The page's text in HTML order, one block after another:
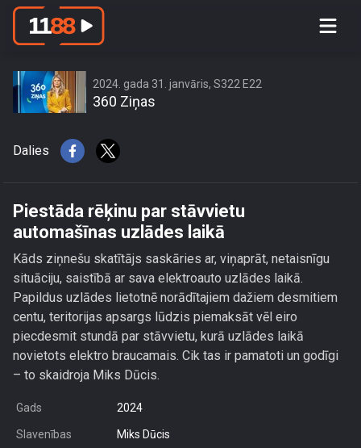
Piestāda rēķinu par stāvvietu
2024. gada 31. janvāris, S322 E22
360 Ziņas
Dalies
Piestāda rēķinu par stāvvietu
automašīnas uzlādes laikā
Kāds ziņnešu skatītājs saskāries ar, viņaprāt, netaisnīgu
situāciju, saistībā ar sava elektroauto uzlādes laikā.
Papildus uzlādes lietotnē norādītajiem dažiem desmitiem
centu, teritorijas apsargs lūdzis piemaksāt vēl eiro
piecdesmit stundā par stāvvietu, kurā uzlādes laikā
novietots elektro braucamais. Cik tas ir pamatoti un godīgi
– to skaidroja Miks Dūcis.
Gads 2024
Slavenības Miks Dūcis